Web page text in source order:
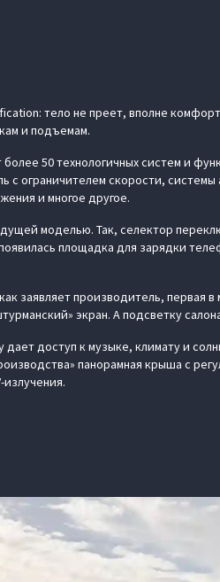
тело не преет, вполне
и подъемам.
50 технологичных систем и
с ограничителем скорости,
и многое другое.
моделью. Так, селектор
площадка для зарядки
заявляет производитель, первая
экран. А подсветку
доступ к музыке, климату и
панорамная крыша с